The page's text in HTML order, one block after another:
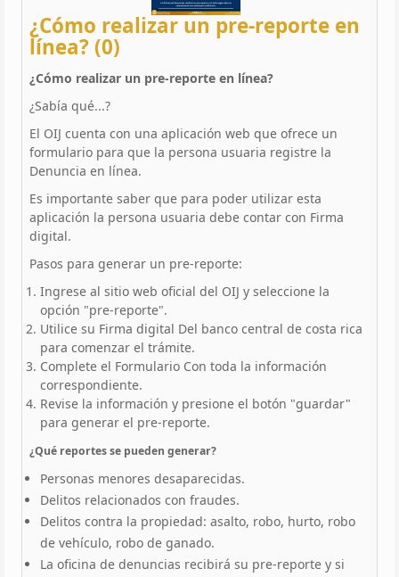
¿Cómo realizar un pre-reporte en
línea? (0)
¿Cómo realizar un pre-reporte en línea?
¿Sabía qué...?
El OIJ cuenta con una aplicación web que ofrece un
formulario para que la persona usuaria registre la
Denuncia en línea.
Es importante saber que para poder utilizar esta
aplicación la persona usuaria debe contar con Firma
digital.
Pasos para generar un pre-reporte:
Ingrese al sitio web oficial del OIJ y seleccione la
opción "pre-reporte".
Utilice su Firma digital Del banco central de costa rica
para comenzar el trámite.
Complete el Formulario Con toda la información
correspondiente.
Revise la información y presione el botón "guardar"
para generar el pre-reporte.
¿Qué reportes se pueden generar?
Personas menores desaparecidas.
Delitos relacionados con fraudes.
Delitos contra la propiedad: asalto, robo, hurto, robo
de vehículo, robo de ganado.
La oficina de denuncias recibirá su pre-reporte y si